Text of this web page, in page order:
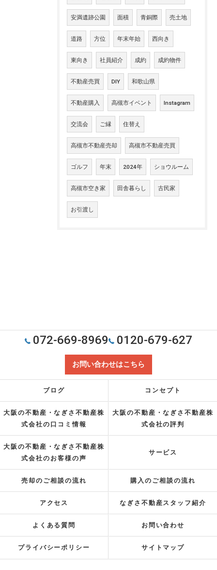
安満遺跡公園 面積 青銅際 売土地
道路 方位 年末年始 西向き
東向き 社員紹介 成約 成約物件
不動産売買 DIY 和歌山県
不動産購入 高槻市イベント Instagram
交流会 ご縁 住替え
高槻市不動産売却 高槻市不動産売買
ゴルフ 年末 2024年 ショウルーム
高槻市空き家 田舎暮らし 古民家
お引渡し
072-669-8969 0120-679-627
お問い合わせはこちら
ブログ コンセプト
大阪の不動産・なぎさ不動産株
式会社の口コミ情報
大阪の不動産・なぎさ不動産株
式会社の評判
大阪の不動産・なぎさ不動産株
式会社のお客様の声
サービス
売却のご相談の流れ 購入のご相談の流れ
アクセス なぎさ不動産スタッフ紹介
よくある質問 お問い合わせ
プライバシーポリシー サイトマップ